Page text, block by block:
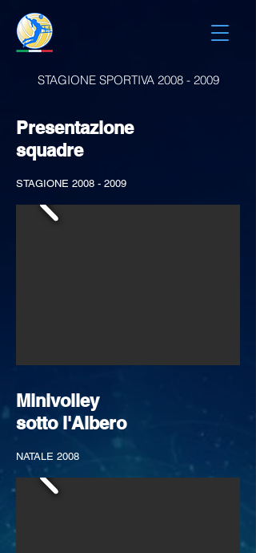
STAGIONE SPORTIVA 2008 - 2009
Presentazione
squadre
STAGIONE 2008 - 2009
Minivolley
sotto l'Albero
NATALE 2008